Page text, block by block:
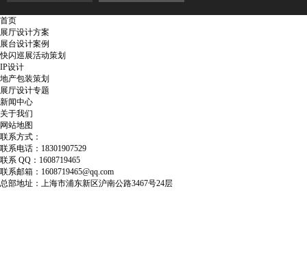
首页
展厅设计方案
展台设计案例
快闪巡展活动策划
IP设计
地产包装策划
展厅设计专题
新闻中心
关于我们
网站地图
联系方式：
联系电话：18301907529
联系 QQ：1608719465
联系邮箱：1608719465@qq.com
总部地址：上海市浦东新区沪南公路3467号24层